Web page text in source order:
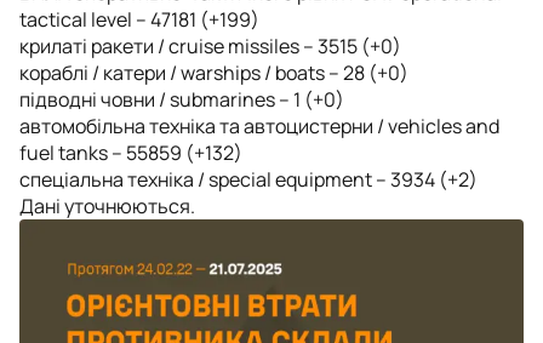
tactical level – 47181 (+199)
крилаті ракети / cruise missiles – 3515 (+0)
кораблі / катери / warships / boats – 28 (+0)
підводні човни / submarines – 1 (+0)
автомобільна техніка та автоцистерни / vehicles and
fuel tanks – 55859 (+132)
спеціальна техніка / special equipment – 3934 (+2)
Дані уточнюються.